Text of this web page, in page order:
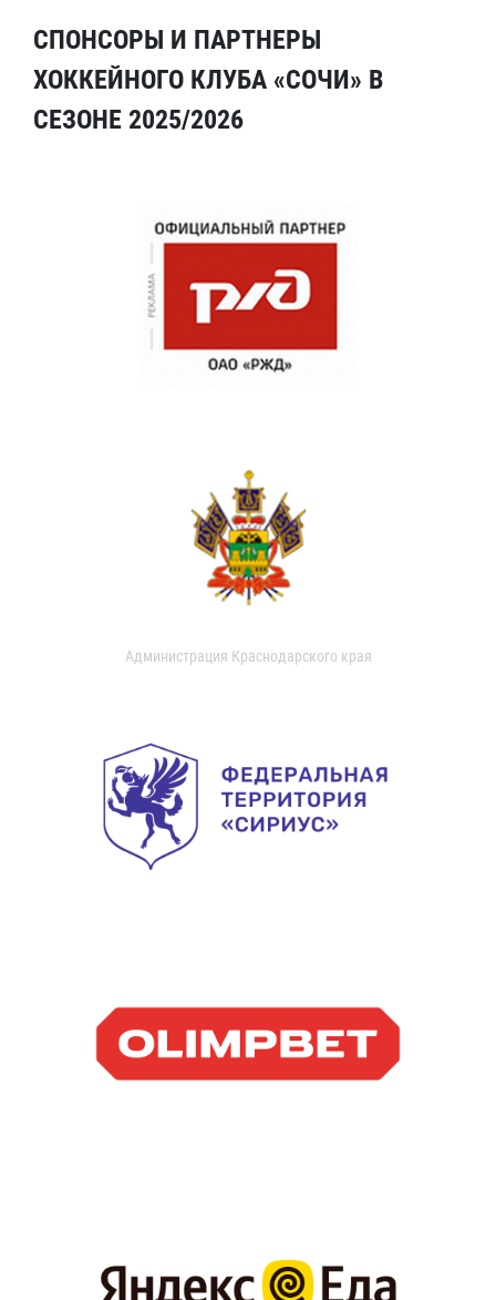
СПОНСОРЫ И ПАРТНЕРЫ
ХОККЕЙНОГО КЛУБА «СОЧИ» В
СЕЗОНЕ 2025/2026
Администрация Краснодарского края